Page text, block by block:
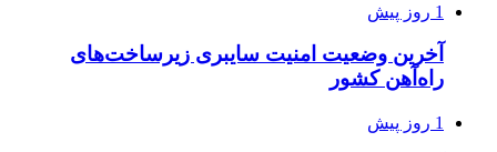
1 روز پیش
آخرین وضعیت امنیت سایبری زیرساخت‌های
راه‌آهن کشور
1 روز پیش